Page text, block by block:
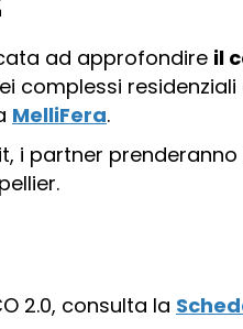
ad approfondire il
complessi
MelliFera.
i partner
2.0, consulta la